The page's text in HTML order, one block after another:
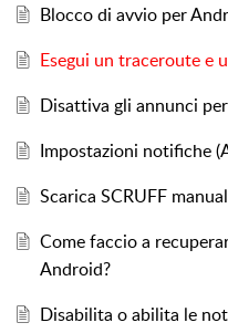
Blocco di avvio per
Esegui un traceroute e
Disattiva gli annunci
Impostazioni notifiche
Scarica SCRUFF
Come faccio a
Android?
Disabilita o abilita le